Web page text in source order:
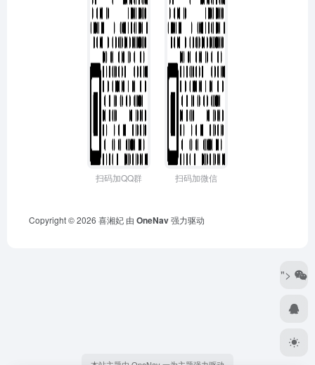
扫码加QQ群 扫码加微信
Copyright © 2026 喜湘妃 由 OneNav强力驱动
">